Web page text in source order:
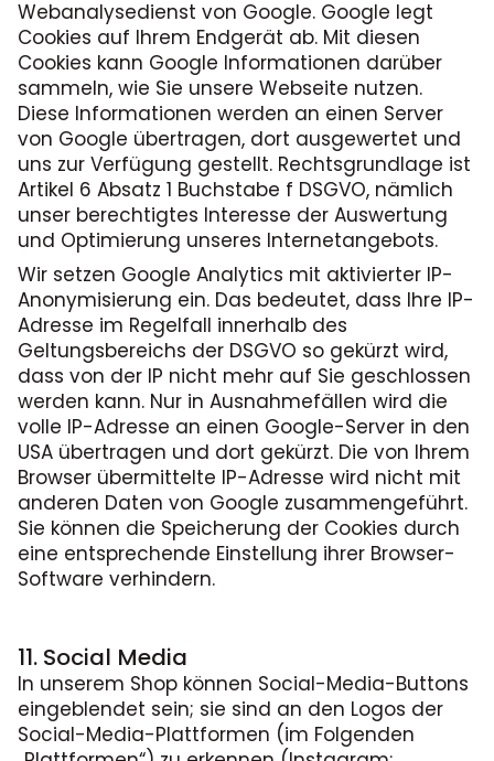
Webanalysedienst von Google. Google legt
Cookies auf Ihrem Endgerät ab. Mit diesen
Cookies kann Google Informationen darüber
sammeln, wie Sie unsere Webseite nutzen.
Diese Informationen werden an einen Server
von Google übertragen, dort ausgewertet und
uns zur Verfügung gestellt. Rechtsgrundlage ist
Artikel 6 Absatz 1 Buchstabe f DSGVO, nämlich
unser berechtigtes Interesse der Auswertung
und Optimierung unseres Internetangebots.
Wir setzen Google Analytics mit aktivierter IP-
Anonymisierung ein. Das bedeutet, dass Ihre IP-
Adresse im Regelfall innerhalb des
Geltungsbereichs der DSGVO so gekürzt wird,
dass von der IP nicht mehr auf Sie geschlossen
werden kann. Nur in Ausnahmefällen wird die
volle IP-Adresse an einen Google-Server in den
USA übertragen und dort gekürzt. Die von Ihrem
Browser übermittelte IP-Adresse wird nicht mit
anderen Daten von Google zusammengeführt.
Sie können die Speicherung der Cookies durch
eine entsprechende Einstellung ihrer Browser-
Software verhindern.
11. Social Media
In unserem Shop können Social-Media-Buttons
eingeblendet sein; sie sind an den Logos der
Social-Media-Plattformen (im Folgenden